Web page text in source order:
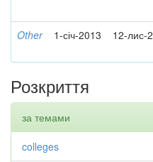
Other 1-січ-2013 12-лис-
Розкриття
за темами
colleges